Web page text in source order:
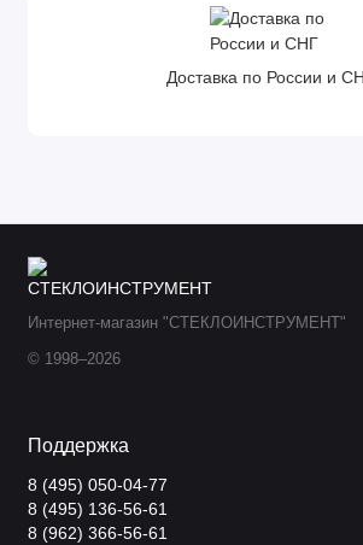
Доставка по России и
Интернет-магазин "СТЕКЛОИНСТРУМЕНТ"
© 1998–2026
Поддержка
8 (495) 050-04-77
8 (495) 136-56-61
8 (962) 366-56-61